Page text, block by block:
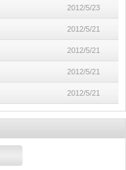
2012/5/23
2012/5/21
2012/5/21
2012/5/21
2012/5/21